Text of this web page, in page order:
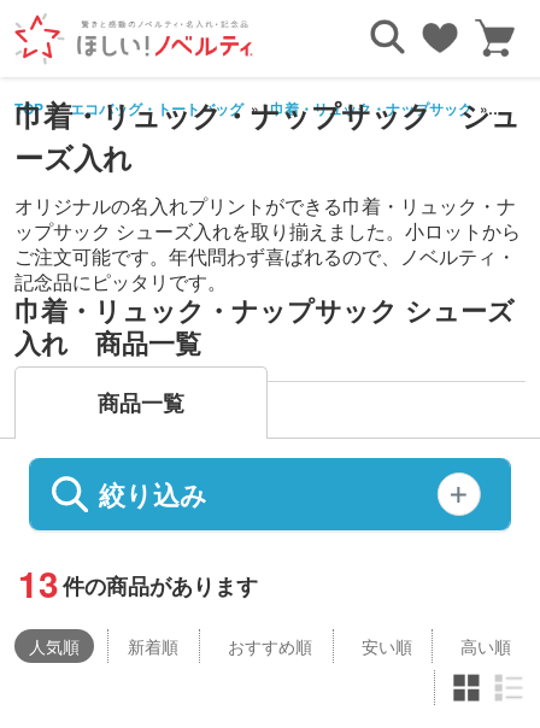
TOP エコバッグ・トートバッグ 巾着・リュック・ナップサック シュ
巾着・リュック・ナップサック シュ
ーズ入れ
オリジナルの名入れプリントができる巾着・リュック・ナ
ップサック シューズ入れを取り揃えました。小ロットから
ご注文可能です。年代問わず喜ばれるので、ノベルティ・
記念品にピッタリです。
巾着・リュック・ナップサック シューズ
入れ 商品一覧
商品一覧
絞り込み
13件の商品があります
人気順 新着順 おすすめ順 安い順 高い順